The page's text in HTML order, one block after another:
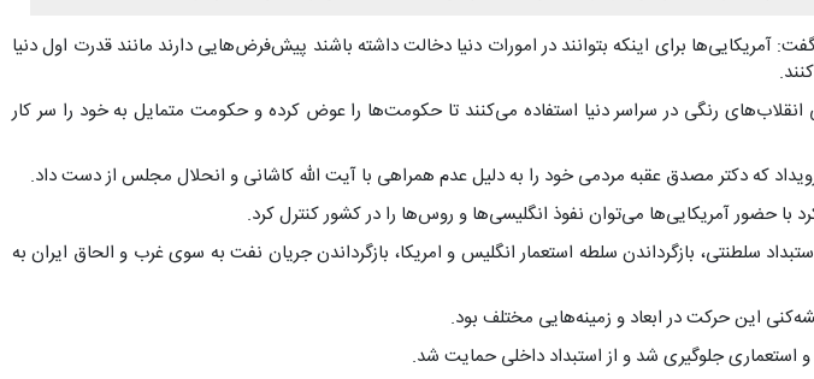
آمریکایی‌ها برای اینکه بتوانند در امورات دنیا دخالت داشته باشند پیش‌فرض‌هایی دارند مانند قدرت اول دنیا
رنگی در سراسر دنیا استفاده می‌کنند تا حکومت‌ها را عوض کرده و حکومت متمایل به خود را سر کار
با حضور آمریکایی‌ها می‌توان نفوذ انگلیسی‌ها و روس‌ها را در کشور کنترل کرد.
سلطنتی، بازگرداندن سلطه استعمار انگلیس و امریکا، بازگرداندن جریان نفت به سوی غرب و الحاق ایران به
این حرکت در ابعاد و زمینه‌هایی مختلف بود.
استعماری جلوگیری شد و از استبداد داخلی حمایت شد.